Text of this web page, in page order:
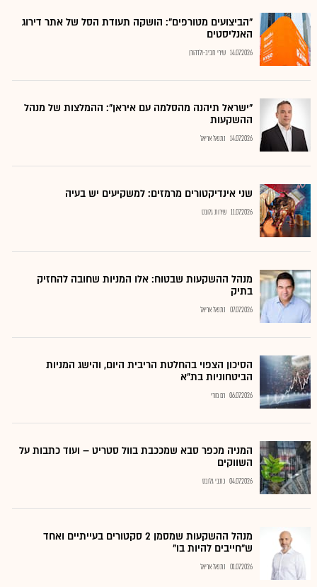
"הביצועים מטורפים": הושקה תעודת הסל של אתר דירוג
האנליסטים
14.07.2026 שירי חביב-ולדהורן
"ישראל תיהנה מהסלמה עם איראן": ההמלצות של מנהל
ההשקעות
14.07.2026 נתנאל אריאל
שני אינדיקטורים מרמזים: למשקיעים יש בעיה
11.07.2026 שירות גלובס
מנהל ההשקעות שבטוח: אלו המניות שחובה להחזיק
בתיק
07.07.2026 נתנאל אריאל
הסיכון הצפוי בהחלטת הריבית היום, והישג המניות
הביטחוניות בת"א
06.07.2026 רם מורי
המניה מכפר סבא שמככבת בוול סטריט – ועוד כתבות על
השווקים
04.07.2026 כתבי גלובס
מנהל ההשקעות שמסמן 2 סקטורים בעייתיים ואחד
ש"חייבים להיות בו"
01.07.2026 נתנאל אריאל